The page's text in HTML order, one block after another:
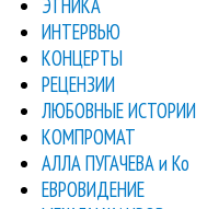
ИНТЕРВЬЮ
КОНЦЕРТЫ
РЕЦЕНЗИИ
ЛЮБОВНЫЕ ИСТОРИИ
КОМПРОМАТ
АЛЛА ПУГАЧЕВА и Ко
ЕВРОВИДЕНИЕ